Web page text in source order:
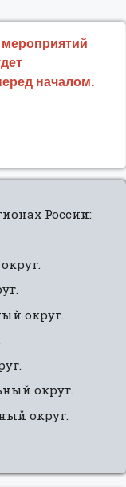
началом.
России:
округ.
округ.
округ.